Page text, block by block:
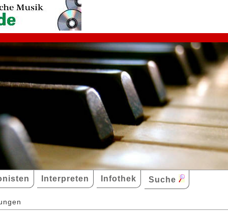
Interpreten Infothek Suche